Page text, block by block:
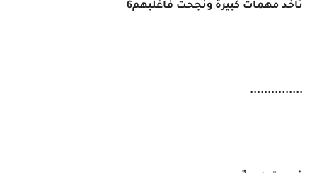
تاخد مهمات كبيرة ونجحت فأغلبهم6
...............